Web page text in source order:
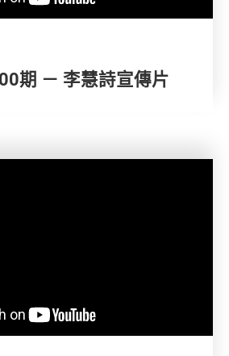
期 － 李慧詩宣傳片